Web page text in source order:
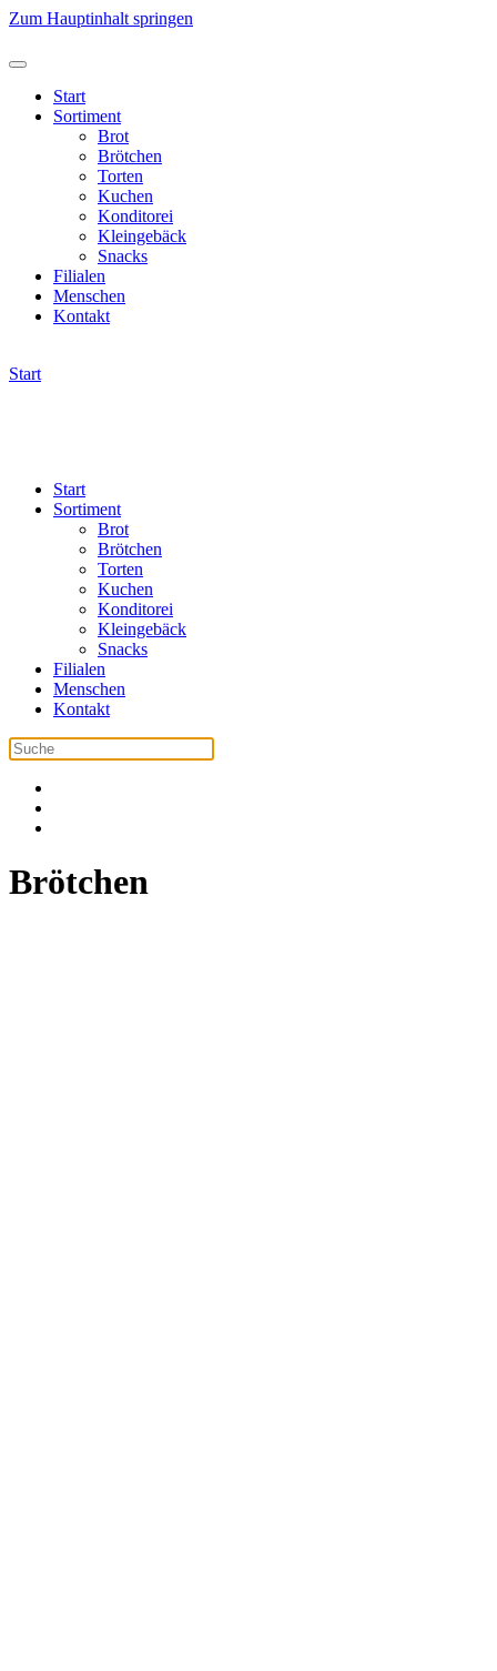
Zum Hauptinhalt springen
Start
Sortiment
Brot
Brötchen
Torten
Kuchen
Konditorei
Kleingebäck
Snacks
Filialen
Menschen
Kontakt
Start
Start
Sortiment
Brot
Brötchen
Torten
Kuchen
Konditorei
Kleingebäck
Snacks
Filialen
Menschen
Kontakt
Brötchen